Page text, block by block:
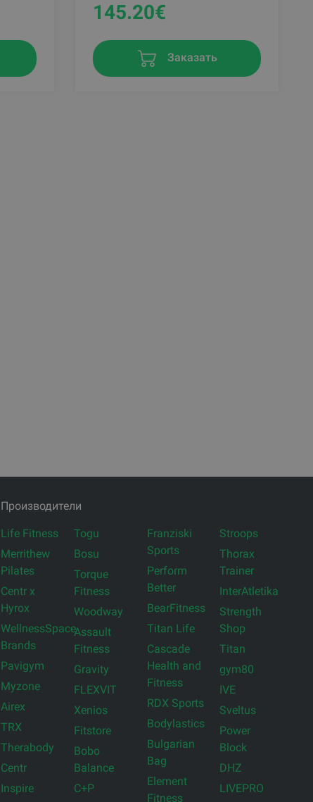
145.20€
Заказать
Производители
Life Fitness
Merrithew
Pilates
Centr x
Hyrox
WellnessSpace
Brands
Pavigym
Myzone
Airex
TRX
Therabody
Centr
Inspire
Togu
Bosu
Torque
Fitness
Woodway
Assault
Fitness
Gravity
FLEXVIT
Xenios
Fitstore
Bobo
Balance
C+P
Franziski
Sports
Perform
Better
BearFitness
Titan Life
Cascade
Health and
Fitness
RDX Sports
Bodylastics
Bulgarian
Bag
Element
Fitness
Stroops
Thorax
Trainer
InterAtletika
Strength
Shop
Titan
gym80
IVE
Sveltus
Power
Block
DHZ
LIVEPRO